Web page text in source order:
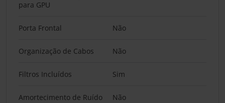
para GPU
Porta Frontal Não
Organização de Cabos Não
Filtros Incluídos Sim
Amortecimento de Ruído Não